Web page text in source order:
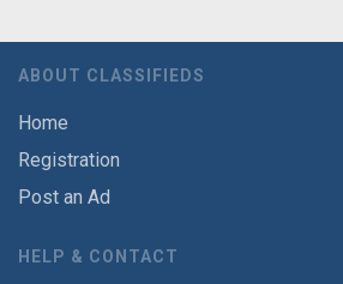
ABOUT CLASSIFIEDS
Home
Registration
Post an Ad
HELP & CONTACT